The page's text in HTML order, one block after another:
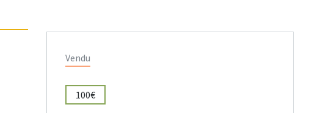
Vendu
100€